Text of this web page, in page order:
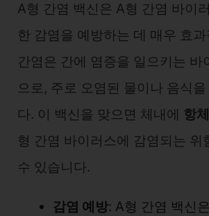
A형 간염 백신은 A형 간염 바이
한 감염을 예방하는 데 매우 효
간염은 간에 염증을 일으키는 바
으로, 주로 오염된 물이나 음식
다. 이 백신을 맞으면 체내에 항체
형 간염 바이러스에 감염되는 위
수 있습니다.
감염 예방: A형 간염 백신